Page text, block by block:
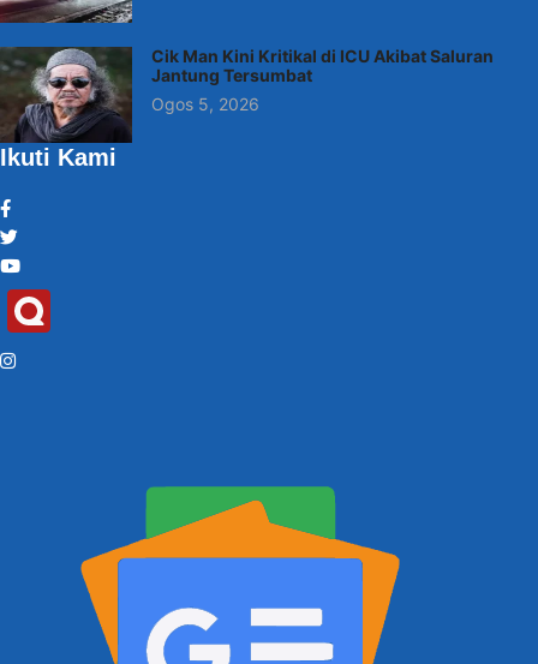
Cik Man Kini Kritikal di ICU Akibat Saluran
Jantung Tersumbat
Ogos 5, 2026
Ikuti Kami